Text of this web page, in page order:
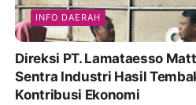
INFO DAERAH
Direksi PT. Lamataesso
Sentra Industri Hasil
Kontribusi Ekonomi